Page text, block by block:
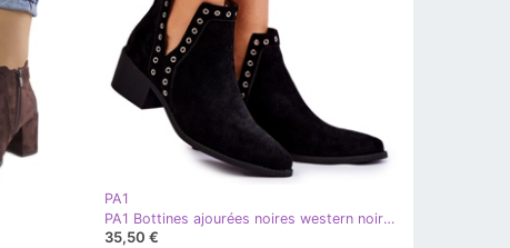
PA1
PA1 Bottines ajourées noires western noires
35,50 €